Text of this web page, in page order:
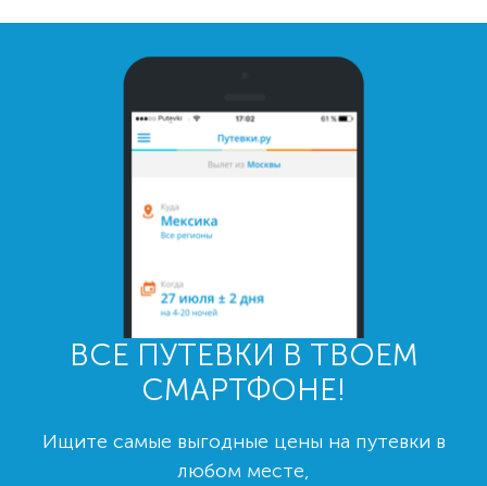
ВСЕ ПУТЕВКИ В ТВОЕМ
СМАРТФОНЕ!
Ищите самые выгодные цены на путевки в
любом месте,